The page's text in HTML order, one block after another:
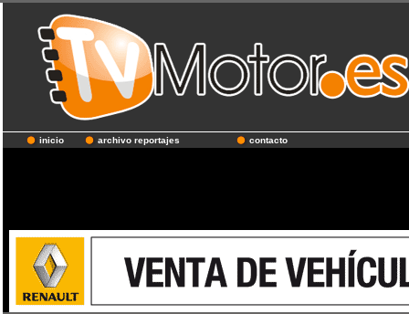
inicio archivo reportajes contacto